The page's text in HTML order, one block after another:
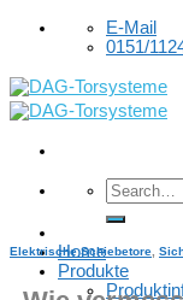
Skip
E-Mail
0151/
Home
Produkte
Elektrische Schiebetore